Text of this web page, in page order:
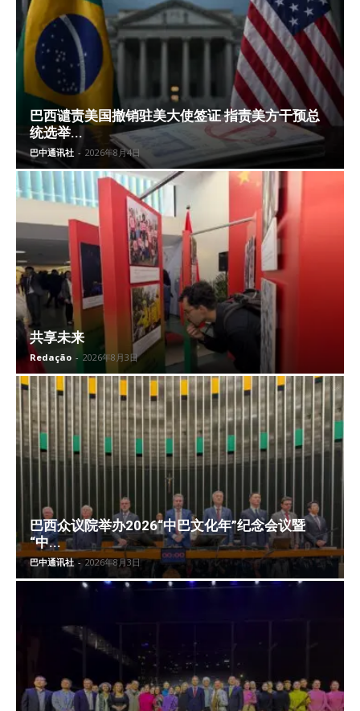
巴西谴责美国撤销驻美大使签证 指责美方干预总
统选举...
巴中通讯社 - 2026年8月4日
共享未来
Redação - 2026年8月3日
巴西众议院举办2026“中巴文化年”纪念会议暨
“中...
巴中通讯社 - 2026年8月3日